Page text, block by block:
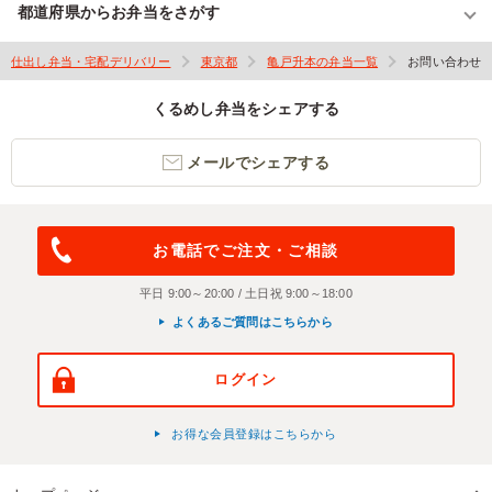
都道府県からお弁当をさがす
仕出し弁当・宅配デリバリー 東京都 亀戸升本の弁当一覧 お問い合わせ
くるめし弁当をシェアする
メールでシェアする
お電話でご注文・ご相談
平日 9:00～20:00 / 土日祝 9:00～18:00
よくあるご質問はこちらから
ログイン
お得な会員登録はこちらから